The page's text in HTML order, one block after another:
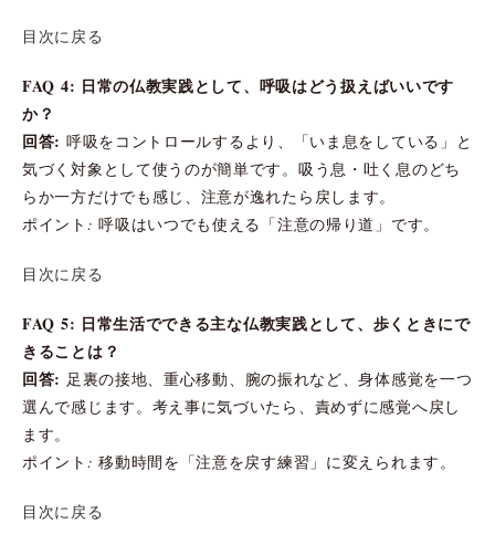
目次に戻る
FAQ 4: 日常の仏教実践として、呼吸はどう扱えばいいです
か？
回答: 呼吸をコントロールするより、「いま息をしている」と
気づく対象として使うのが簡単です。吸う息・吐く息のどち
らか一方だけでも感じ、注意が逸れたら戻します。
ポイント: 呼吸はいつでも使える「注意の帰り道」です。
目次に戻る
FAQ 5: 日常生活でできる主な仏教実践として、歩くときにで
きることは？
回答: 足裏の接地、重心移動、腕の振れなど、身体感覚を一つ
選んで感じます。考え事に気づいたら、責めずに感覚へ戻し
ます。
ポイント: 移動時間を「注意を戻す練習」に変えられます。
目次に戻る